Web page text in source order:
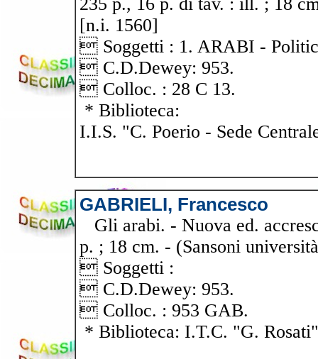
[n.i. 1560]
 Soggetti : 1. ARABI -
 C.D.Dewey: 953.
 Colloc. : 28 C 13.
* Biblioteca:
I.I.S. "C. Poerio - Sede
GABRIELI, Francesco
Gli arabi. - Nuova ed.
p. ; 18 cm. - (Sansoni
 Soggetti :
 C.D.Dewey: 953.
 Colloc. : 953 GAB.
* Biblioteca: I.T.C. "G. Rosati"